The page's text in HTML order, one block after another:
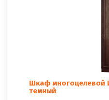
Шкаф многоцелевой
темный